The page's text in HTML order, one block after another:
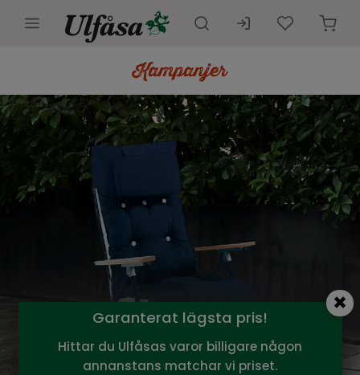
Innemöbler
Inredning
Presentkort
KampanjerGaranterat lägsta pris!
Hittar du Ulfåsas varor billigare någon
annanstans matchar vi priset.